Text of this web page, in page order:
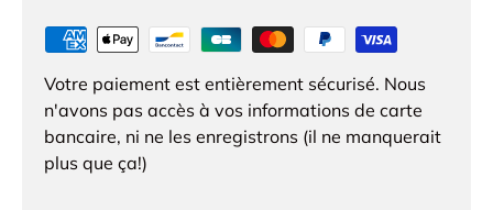
Votre paiement est entièrement sécurisé. Nous
n'avons pas accès à vos informations de carte
bancaire, ni ne les enregistrons (il ne manquerait
plus que ça!)